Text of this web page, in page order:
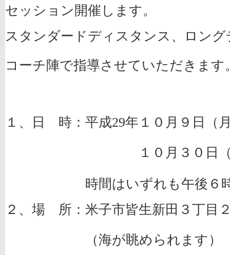
セッション開催します。
スタンダードディスタンス、ロン
コーチ陣で指導させていただきます
１、日 時：平成29年１０ 月９ 日（
１０ 月３０ 日
時間はいずれも午後６時
２、場 所：米子市皆生新田３丁目
（海が眺められます）